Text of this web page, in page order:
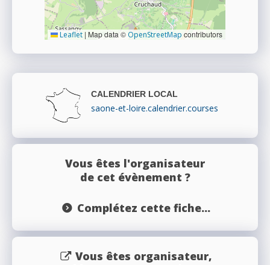
Leaflet | Map data © OpenStreetMap contributors
CALENDRIER LOCAL
saone-et-loire.calendrier.courses
Vous êtes l'organisateur
de cet évènement ?
Complétez cette fiche...
Vous êtes organisateur,